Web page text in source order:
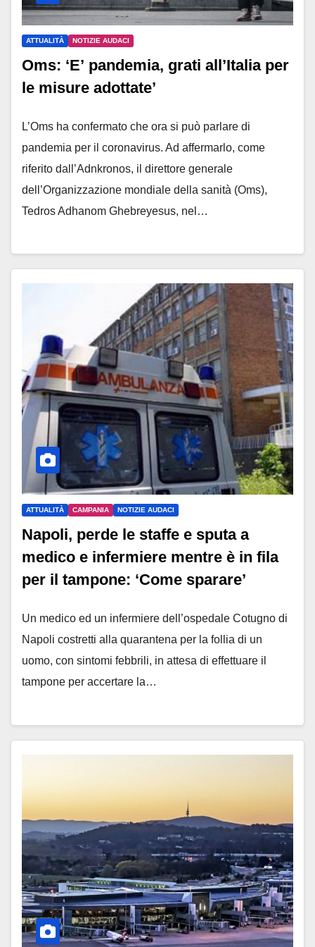
ATTUALITÀ NOTIZIE AUDACI
Oms: ‘E’ pandemia, grati all’Italia per
le misure adottate’
L’Oms ha confermato che ora si può parlare di
pandemia per il coronavirus. Ad affermarlo, come
riferito dall’Adnkronos, il direttore generale
dell’Organizzazione mondiale della sanità (Oms),
Tedros Adhanom Ghebreyesus, nel…
ATTUALITÀ CAMPANIA NOTIZIE AUDACI
Napoli, perde le staffe e sputa a
medico e infermiere mentre è in fila
per il tampone: ‘Come sparare’
Un medico ed un infermiere dell’ospedale Cotugno di
Napoli costretti alla quarantena per la follia di un
uomo, con sintomi febbrili, in attesa di effettuare il
tampone per accertare la…